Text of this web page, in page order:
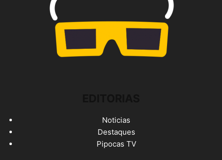
Noticias
Destaques
Pipocas TV